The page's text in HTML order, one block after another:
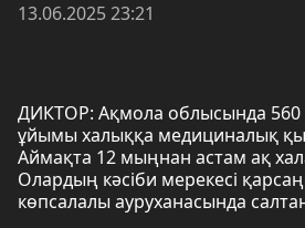
13.06.2025 23:21
ДИКТОР: Ақмола облысында 560
ұйымы халыққа медициналық
Аймақта 12 мыңнан астам ақ
Олардың кәсіби мерекесі
көпсалалы ауруханасында